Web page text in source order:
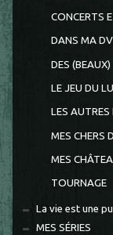
CONCERTS
DANS MA
DES
LE JEU DU
LES AUTRES
MES CHERS
MES
TOURNAGE
La vie est une
MES SÉRIES